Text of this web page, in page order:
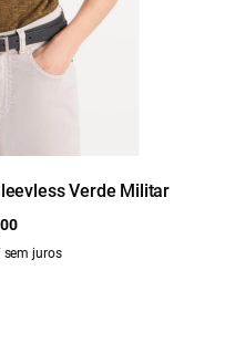
Verde Militar
sem juros